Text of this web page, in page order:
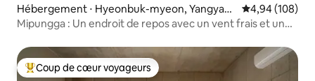
Hébergement ⋅ Hyeonbuk-myeon, Yangyan
g
Évaluation
4,94 (108)
Mipungga : Un endroit de repos avec un vent frais et une
Coups de cœur voyageurs les plus appréciés
Coup de cœur voyageurs